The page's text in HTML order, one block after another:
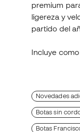
premium
ligereza y
partido del
Incluye
Novedades
Botas sin
Botas